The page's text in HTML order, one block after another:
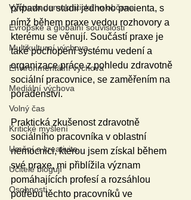
Výchova demokratického občana
Evropské a globální souvislosti
Multikulturní výchova
Environmentální výchova
Mediální výchova
Volný čas
Kritické myšlení
Umění a kreativita
Učitelé blogují
Osobnosti
případnou studii jednoho pacienta, s
nímž během praxe vedou rozhovory a
kterému se věnují. Součástí praxe je
také pochopení systému vedení a
organizace práce z pohledu zdravotně
sociální pracovnice, se zaměřením na
poradenství.
Praktická zkušenost zdravotně
sociálního pracovníka v oblastní
nemocnici, kterou jsem získal během
své praxe, mi přiblížila význam
pomáhajících profesí a rozsáhlou
potřebu těchto pracovníků ve